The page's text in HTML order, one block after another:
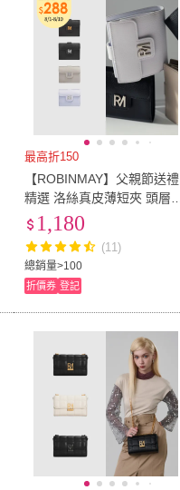
及以上
最高折150
【ROBINMAY】父親節送禮
精選 洛絲真皮薄短夾 頭層皮
(壓扣封口/多色任選/女夾)
總銷量>100
1,180
(11)
折價券 登記